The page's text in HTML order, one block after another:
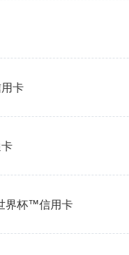
卡
界杯™信用卡